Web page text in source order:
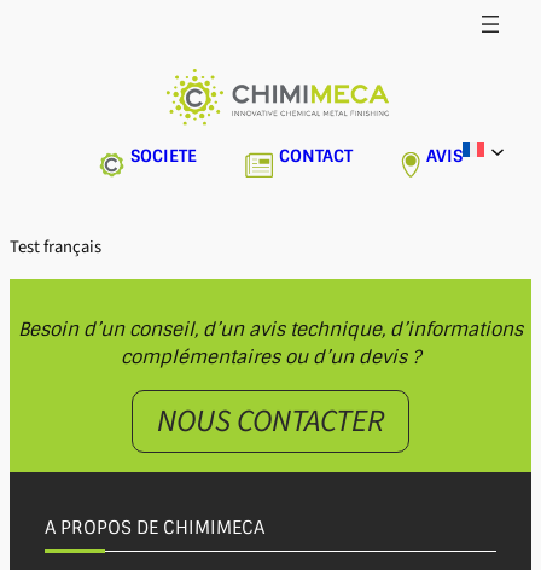
SOCIETE CONTACT AVIS
Test français
Besoin d’un conseil, d’un avis technique, d’informations
complémentaires ou d’un devis ?
NOUS CONTACTER
A PROPOS DE CHIMIMECA